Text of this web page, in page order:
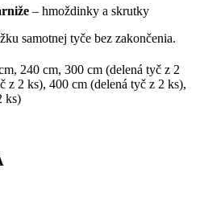
– hmoždinky a skrutky
samotnej tyče bez zakončenia.
, 240 cm, 300 cm (delená tyč z 2
z 2 ks), 400 cm (delená tyč z 2 ks),
ks)